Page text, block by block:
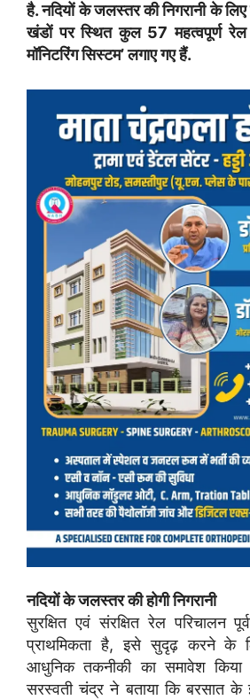
है. नदियों के जलस्तर की निगरानी के लिए
खंडों पर स्थित कुल 57 महत्वपूर्ण रेल
मॉनिटरिंग सिस्टम’ लगाए गए हैं.
नदियों के जलस्तर की होगी निगरानी
सुरक्षित एवं संरक्षित रेल परिचालन
प्राथमिकता है, इसे सुदृढ़ करने के
आधुनिक तकनीकी का समावेश किया
सरस्वती चंद्र ने बताया कि बरसात के